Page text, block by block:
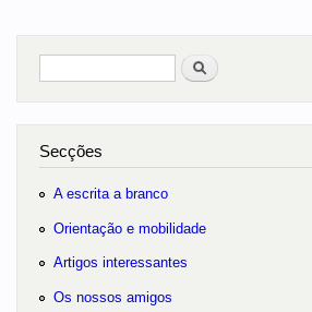
Pesquisar
Secções
A escrita a branco
Orientação e mobilidade
Artigos interessantes
Os nossos amigos